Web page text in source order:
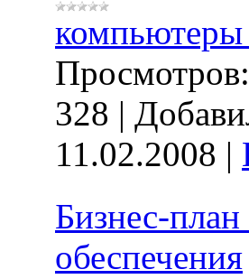
компьютеры
Просмотров:
328 |
11.02.2008 |
Бизнес-
обеспечения